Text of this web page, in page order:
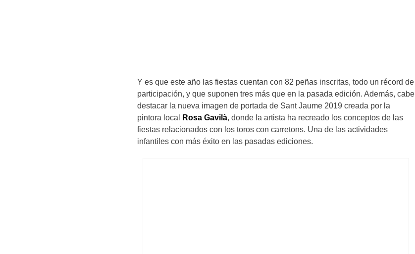
Y es que este año las fiestas cuentan con 82 peñas inscritas, todo un récord de
participación, y que suponen tres más que en la pasada edición. Además, cabe
destacar la nueva imagen de portada de Sant Jaume 2019 creada por la
pintora local
Rosa Gavilà, donde la artista ha recreado los conceptos de las
fiestas relacionados con los toros con carretons. Una de las actividades
infantiles con más éxito en las pasadas ediciones.